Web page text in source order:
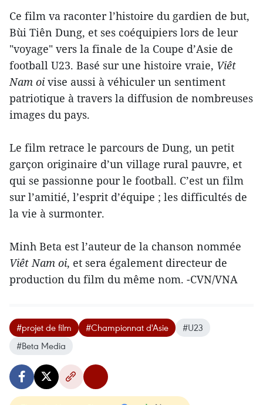
Ce film va raconter l’histoire du gardien de but,
Bùi Tiên Dung, et ses coéquipiers lors de leur
"voyage" vers la finale de la Coupe d’Asie de
football U23. Basé sur une histoire vraie, Viêt
Nam oi vise aussi à véhiculer un sentiment
patriotique à travers la diffusion de nombreuses
images du pays.
Le film retrace le parcours de Dung, un petit
garçon originaire d’un village rural pauvre, et
qui se passionne pour le football. C’est un film
sur l’amitié, l’esprit d’équipe ; les difficultés de
la vie à surmonter.
Minh Beta est l’auteur de la chanson nommée
Viêt Nam oi, et sera également directeur de
production du film du même nom. -CVN/VNA
#projet de film #Championnat d'Asie
#U23
#Beta Media